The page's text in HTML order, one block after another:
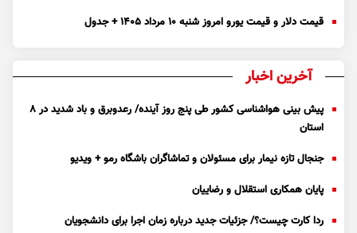
قیمت دلار و قیمت یورو امروز شنبه ۱۰ مرداد ۱۴۰۵ + جدول
آخرین اخبار
پیش بینی هواشناسی کشور طی پنج روز آینده/ رعدوبرق و باد شدید در ۸
استان
جنجال تازه نیمار برای مسئولان و تماشاگران باشگاه رمو + ویدیو
پایان همکاری استقلال و رضاییان
ردا کارت چیست؟/ جزئیات جدید درباره زمان اجرا برای دانشجویان